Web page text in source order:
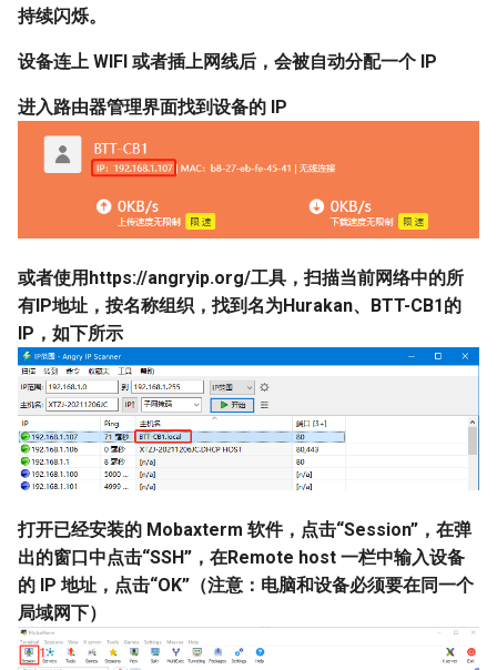
持续闪烁。
设备连上 WIFI 或者插上网线后，会被自动分配一个 IP
进入路由器管理界面找到设备的 IP
或者使用https://angryip.org/工具，扫描当前网络中的所
有IP地址，按名称组织，找到名为Hurakan、BTT-CB1的
IP，如下所示
打开已经安装的 Mobaxterm 软件，点击“Session”，在弹
出的窗口中点击“SSH”，在Remote host 一栏中输入设备
的 IP 地址，点击“OK”（注意：电脑和设备必须要在同一个
局域网下）